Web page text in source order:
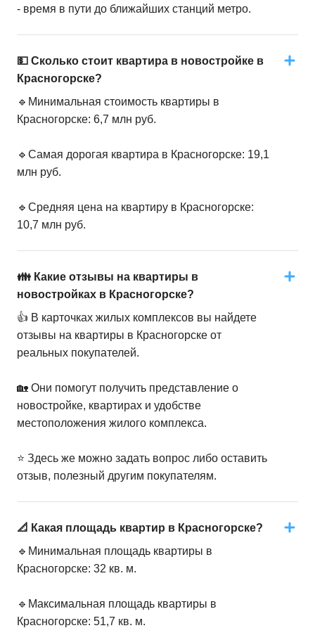
- время в пути до ближайших станций метро.
💵 Сколько стоит квартира в новостройке в
Красногорске?
🔹Минимальная стоимость квартиры в
Красногорске: 6,7 млн руб.
🔹Самая дорогая квартира в Красногорске: 19,1
млн руб.
🔹Средняя цена на квартиру в Красногорске:
10,7 млн руб.
👪 Какие отзывы на квартиры в
новостройках в Красногорске?
👍 В карточках жилых комплексов вы найдете
отзывы на квартиры в Красногорске от
реальных покупателей.
🏡 Они помогут получить представление о
новостройке, квартирах и удобстве
местоположения жилого комплекса.
⭐️ Здесь же можно задать вопрос либо оставить
отзыв, полезный другим покупателям.
📐 Какая площадь квартир в Красногорске?
🔹Минимальная площадь квартиры в
Красногорске: 32 кв. м.
🔹Максимальная площадь квартиры в
Красногорске: 51,7 кв. м.